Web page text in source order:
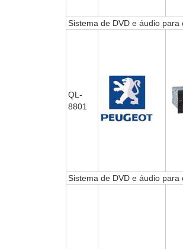
Sistema de DVD e áudio para
QL-
8801
Sistema de DVD e áudio para